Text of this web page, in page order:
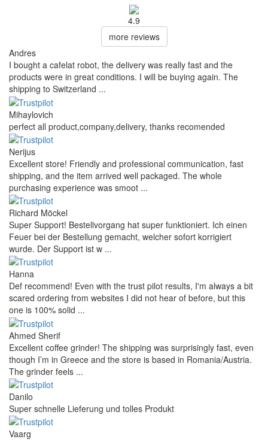
4.9
more reviews
Andres
I bought a cafelat robot, the delivery was really fast and the
products were in great conditions. I will be buying again. The
shipping to Switzerland ...
Mihaylovich
perfect all product,company,delivery, thanks recomended
Nerijus
Excellent store! Friendly and professional communication, fast
shipping, and the item arrived well packaged. The whole
purchasing experience was smoot ...
Richard Möckel
Super Support! Bestellvorgang hat super funktioniert. Ich einen
Feuer bei der Bestellung gemacht, welcher sofort korrigiert
wurde. Der Support ist w ...
Hanna
Def recommend! Even with the trust pilot results, I'm always a bit
scared ordering from websites I did not hear of before, but this
one is 100% solid ...
Ahmed Sherif
Excellent coffee grinder! The shipping was surprisingly fast, even
though I’m in Greece and the store is based in Romania/Austria.
The grinder feels ...
Danilo
Super schnelle Lieferung und tolles Produkt
Vaarg